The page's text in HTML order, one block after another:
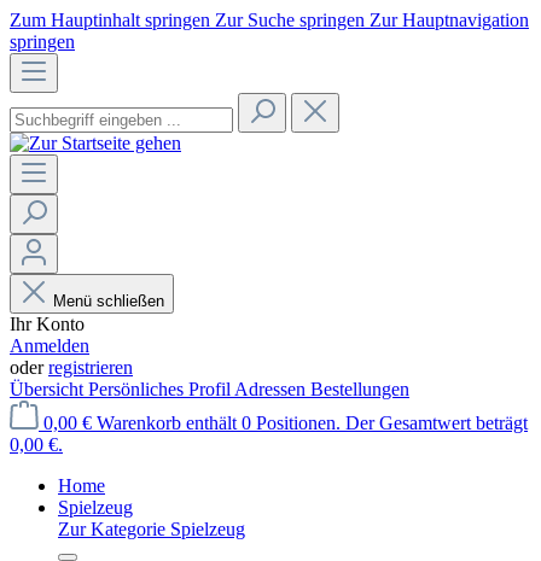
Zum Hauptinhalt springen Zur Suche springen Zur Hauptnavigation
springen
Menü schließen
Ihr Konto
Anmelden
oderregistrieren
Übersicht Persönliches Profil Adressen Bestellungen
0,00 € Warenkorb enthält 0 Positionen. Der Gesamtwert beträgt
0,00 €.
Home
Spielzeug
Zur Kategorie Spielzeug